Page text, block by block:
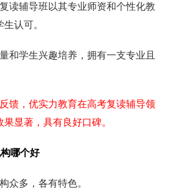
读辅导班以其专业师资和个性化教
认可。
和学生兴趣培养，拥有一支专业且
馈，优实力教育在高考复读辅导领
显著，具有良好口碑。
哪个好
众多，各有特色。